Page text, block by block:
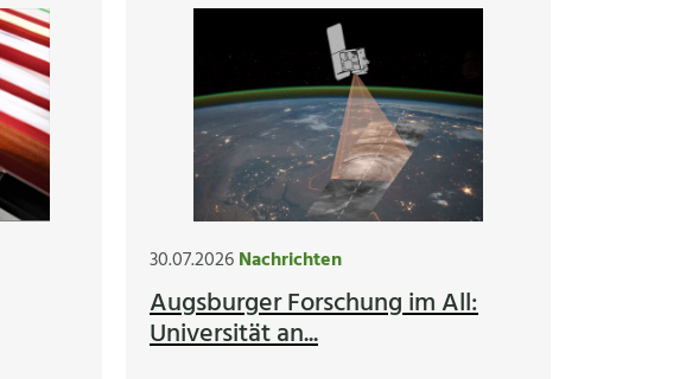
30.07.2026Nachrichten
Augsburger Forschung im All:
Universität an...